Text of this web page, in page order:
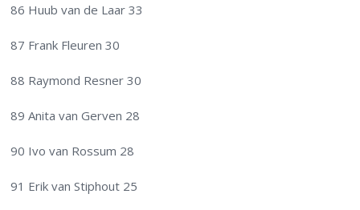
86 Huub van de Laar 33
87 Frank Fleuren 30
88 Raymond Resner 30
89 Anita van Gerven 28
90 Ivo van Rossum 28
91 Erik van Stiphout 25